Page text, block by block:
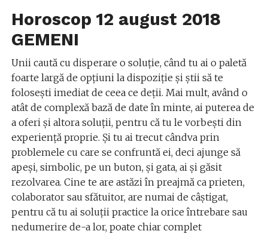
Horoscop 12 august 2018
GEMENI
Unii caută cu disperare o soluţie, când tu ai o paletă
foarte largă de opţiuni la dispoziţie şi ştii să te
foloseşti imediat de ceea ce deţii. Mai mult, având o
atât de complexă bază de date în minte, ai puterea de
a oferi şi altora soluţii, pentru că tu le vorbeşti din
experienţă proprie. Şi tu ai trecut cândva prin
problemele cu care se confruntă ei, deci ajunge să
apeşi, simbolic, pe un buton, şi gata, ai şi găsit
rezolvarea. Cine te are astăzi în preajmă ca prieten,
colaborator sau sfătuitor, are numai de câştigat,
pentru că tu ai soluţii practice la orice întrebare sau
nedumerire de-a lor, poate chiar complet